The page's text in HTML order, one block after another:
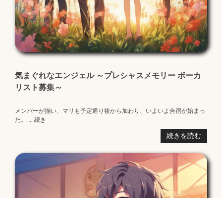
気まぐれなエンジェル ～プレシャスメモリー ボーカ
リスト募集～
メンバーが揃い、マリも予定通り後から加わり、いよいよ合宿が始まっ
た。 ... 続き
続きを読む